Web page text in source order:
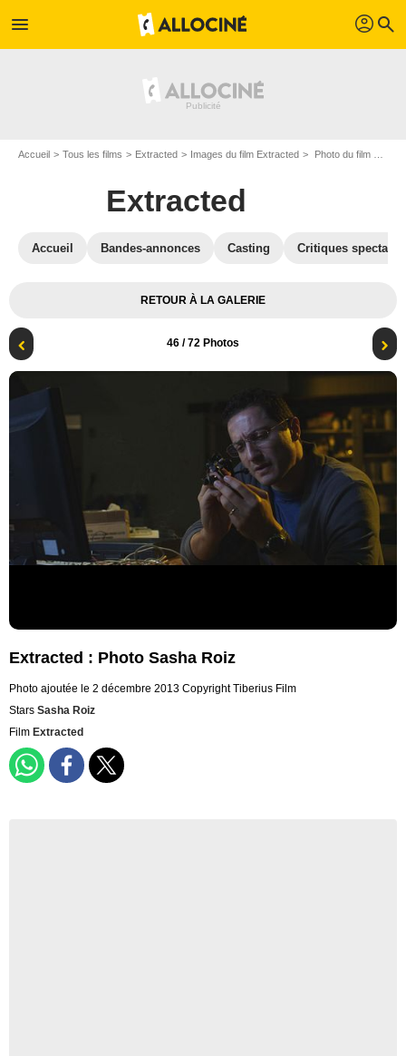
menu profil search
Accueil Tous les films Extracted Images du film Extracted Photo du film Extracted - Photo 46
Extracted
Accueil Bandes-annonces Casting Critiques
RETOUR À LA GALERIE
46 / 72 Photos
Extracted : Photo Sasha Roiz
Photo ajoutée le 2 décembre 2013 Copyright Tiberius Film
Stars Sasha Roiz
Film Extracted